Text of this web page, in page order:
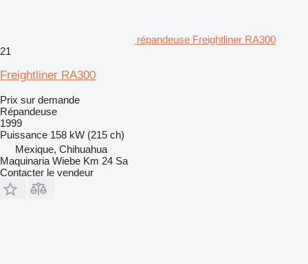
répandeuse Freightliner RA300
21
Freightliner RA300
Prix sur demande
Répandeuse
1999
Puissance 158 kW (215 ch)
Mexique, Chihuahua
Maquinaria Wiebe Km 24 Sa
Contacter le vendeur